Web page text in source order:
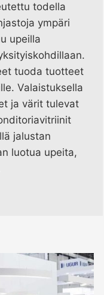
todella
ympäri
upeilla
tuoda tuotteet
Valaistuksella
ja värit tulevat
jalustan
luotua upeita,